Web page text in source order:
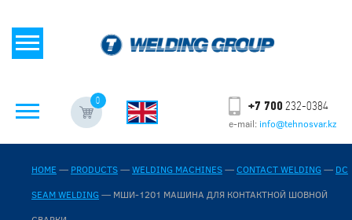
0 +7 700 232-0384
e-mail: info@tehnosvar.kz
HOME — PRODUCTS—WELDING MACHINES—CONTACT WELDING— DC
SEAM WELDING— МШИ-1201 МАШИНА ДЛЯ КОНТАКТНОЙ ШОВНОЙ